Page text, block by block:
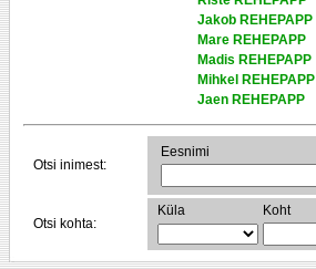
Jakob REHEPAPP
Mare REHEPAPP
Madis REHEPAPP
Mihkel REHEPAPP
Jaen REHEPAPP
Otsi inimest:
Eesnimi
Otsi kohta:
Küla Koht